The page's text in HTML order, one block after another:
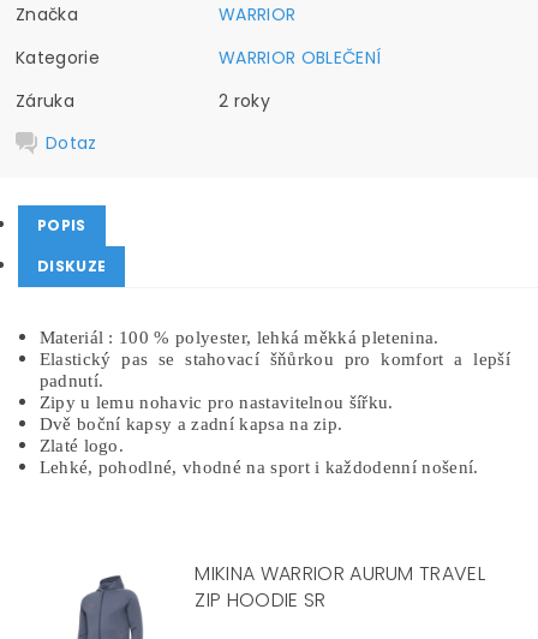
Značka
WARRIOR
Kategorie
WARRIOR OBLEČENÍ
Záruka
2 roky
Dotaz
POPIS
DISKUZE
Materiál : 100 % polyester, lehká měkká pletenina.
Elastický pas se stahovací šňůrkou pro komfort a lepší
padnutí.
Zipy u lemu nohavic pro nastavitelnou šířku.
Dvě boční kapsy a zadní kapsa na zip.
Zlaté logo.
Lehké, pohodlné, vhodné na sport i každodenní nošení.
MIKINA WARRIOR AURUM TRAVEL
ZIP HOODIE SR